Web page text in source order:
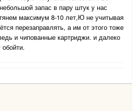
запас в пару штук у нас
максимум 8-10 лет,Ю не учитывая
перезаправлять, а им от этого тоже
и чипованные картриджи. и далеко